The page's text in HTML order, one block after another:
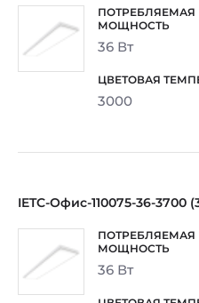
36 Вт
3000
IETC-Офис-110075-36-3700
36 Вт